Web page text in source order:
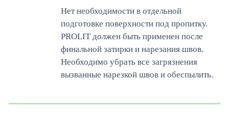
Нет необходимости в отдельной
подготовке поверхности под пропитку.
PROLIT должен быть применен после
финальной затирки и нарезания швов.
Необходимо убрать все загрязнения
вызванные нарезкой швов и обеспылить.